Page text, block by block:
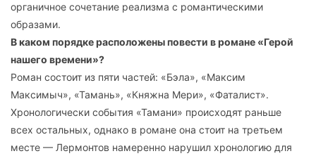
органичное сочетание реализма с романтическими
образами.
В каком порядке расположены повести в романе «Герой
нашего времени»?
Роман состоит из пяти частей: «Бэла», «Максим
Максимыч», «Тамань», «Княжна Мери», «Фаталист».
Хронологически события «Тамани» происходят раньше
всех остальных, однако в романе она стоит на третьем
месте — Лермонтов намеренно нарушил хронологию для